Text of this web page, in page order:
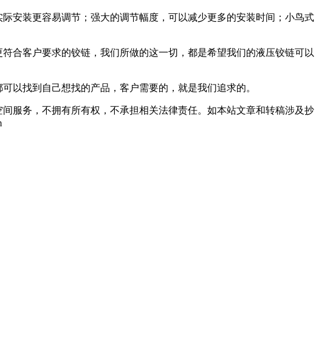
安装更容易调节；强大的调节幅度，可以减少更多的安装时间；小鸟式
合客户要求的铰链，我们所做的这一切，都是希望我们的液压铰链可以
以找到自己想找的产品，客户需要的，就是我们追求的。
服务，不拥有所有权，不承担相关法律责任。如本站文章和转稿涉及抄